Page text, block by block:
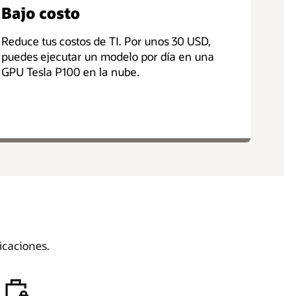
Bajo costo
Reduce tus costos de TI. Por unos 30 USD,
puedes ejecutar un modelo por día en una
GPU Tesla P100 en la nube.